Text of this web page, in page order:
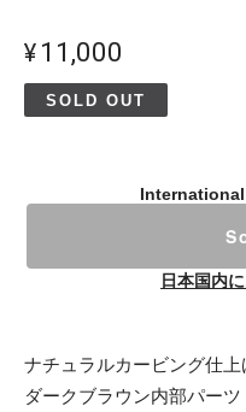
¥11,000
SOLD OUT
日本国内
ナチュラルカービング仕
ダークブラウン内部パーツ